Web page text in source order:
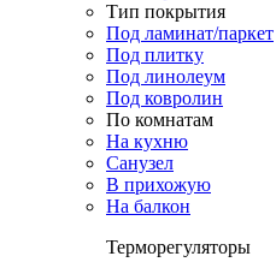
Тип покрытия
Под ламинат/паркет
Под плитку
Под линолеум
Под ковролин
По комнатам
На кухню
Санузел
В прихожую
На балкон
Терморегуляторы